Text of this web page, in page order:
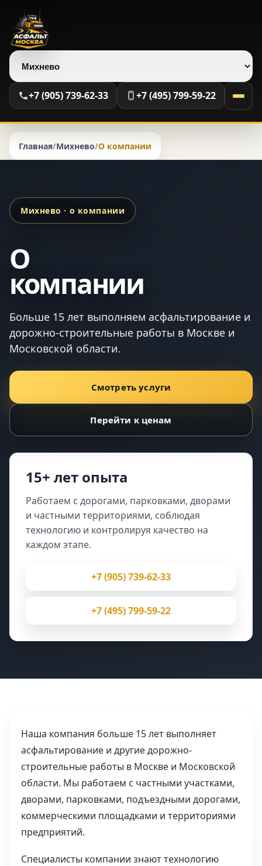
Выберите регион
+7 (905) 739-62-33 +7 (495) 799-59-22
Главная/Михнево/О компании
Михнево · о компании
О
компании
Больше 15 лет выполняем асфальтирование и
дорожно-строительные работы в Москве и
Московской области.
Смотреть услуги
Перейти к ценам
15+ лет опыта
Работаем с дорогами, парковками, дворами
и частными территориями, соблюдая
технологию и контролируя качество на
каждом этапе.
+7 (905) 739-62-33
+7 (495) 799-59-22
Наша компания больше 15 лет выполняет
асфальтирование и другие дорожно-
строительные работы в Москве и Московской
области. Мы работаем с частными участками,
дворами, парковками, подъездными дорогами,
коммерческими площадками и территориями
предприятий.
Специалисты компании знают технологию